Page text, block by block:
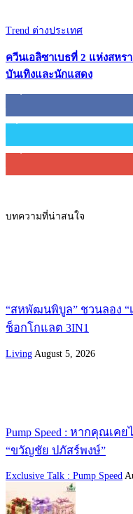
Trend ต่างประเทศ
ควีนเอลิซาเบธที่ 2 แห่งสห
บันเทิงและนักแสดง
บทความที่น่าสนใจ
“สหพัฒนพิบูล” ชวนลอง
ช็อกโกแลต 3IN1
Living August 5, 2026
Pump Speed : หากคุณเค
“ขวัญชัย ปภัสร์พงษ์”
Exclusive Talk : Pump Speed